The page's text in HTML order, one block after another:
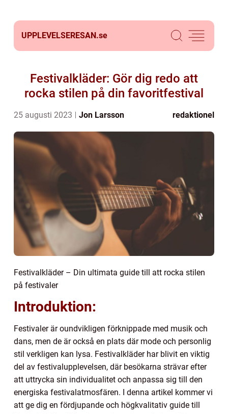
UPPLEVELSERESAN.se
Festivalkläder: Gör dig redo att
rocka stilen på din favoritfestival
25 augusti 2023 Jon Larsson redaktionel
Festivalkläder – Din ultimata guide till att rocka stilen
på festivaler
Introduktion:
Festivaler är oundvikligen förknippade med musik och
dans, men de är också en plats där mode och personlig
stil verkligen kan lysa. Festivalkläder har blivit en viktig
del av festivalupplevelsen, där besökarna strävar efter
att uttrycka sin individualitet och anpassa sig till den
energiska festivalatmosfären. I denna artikel kommer vi
att ge dig en fördjupande och högkvalitativ guide till